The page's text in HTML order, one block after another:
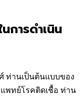
การดำเนิน
ท่านเป็นต้นแบบของ
พทย์โรคติดเชื้อ ท่าน